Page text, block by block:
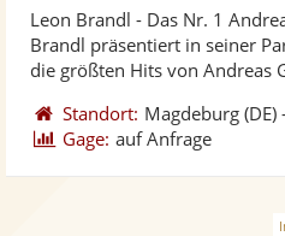
Leon Brandl - Das Nr. 1
Brandl präsentiert in seiner
die größten Hits von Andreas
Standort: Magdeburg (DE)
Gage: auf Anfrage